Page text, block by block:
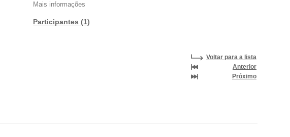
Mais informações
Participantes (1)
Voltar para a lista
Anterior
Próximo